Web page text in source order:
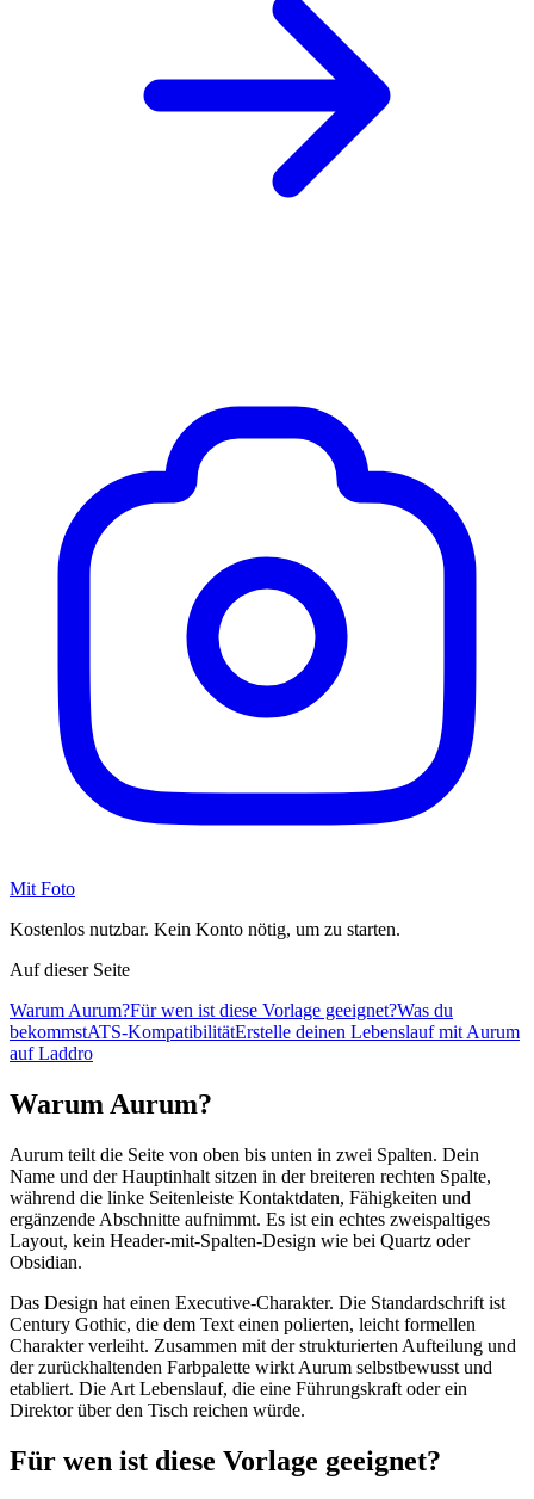
Mit Foto
Kostenlos nutzbar. Kein Konto nötig, um zu starten.
Auf dieser Seite
Warum Aurum?Für wen ist diese Vorlage geeignet?Was du
bekommstATS-KompatibilitätErstelle deinen Lebenslauf mit Aurum
auf Laddro
Warum Aurum?
Aurum teilt die Seite von oben bis unten in zwei Spalten. Dein
Name und der Hauptinhalt sitzen in der breiteren rechten Spalte,
während die linke Seitenleiste Kontaktdaten, Fähigkeiten und
ergänzende Abschnitte aufnimmt. Es ist ein echtes zweispaltiges
Layout, kein Header-mit-Spalten-Design wie bei Quartz oder
Obsidian.
Das Design hat einen Executive-Charakter. Die Standardschrift ist
Century Gothic, die dem Text einen polierten, leicht formellen
Charakter verleiht. Zusammen mit der strukturierten Aufteilung und
der zurückhaltenden Farbpalette wirkt Aurum selbstbewusst und
etabliert. Die Art Lebenslauf, die eine Führungskraft oder ein
Direktor über den Tisch reichen würde.
Für wen ist diese Vorlage geeignet?